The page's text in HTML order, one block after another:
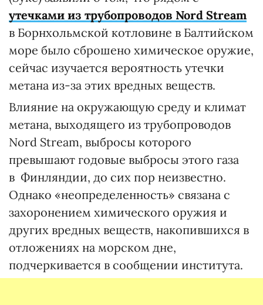
утечками из трубопроводов Nord Stream
в Борнхольмской котловине в Балтийском
море было сброшено химическое оружие,
сейчас изучается вероятность утечки
метана из-за этих вредных веществ.
Влияние на окружающую среду и климат
метана, выходящего из трубопроводов
Nord Stream, выбросы которого
превышают годовые выбросы этого газа
в Финляндии, до сих пор неизвестно.
Однако «неопределенность» связана с
захоронением химического оружия и
других вредных веществ, накопившихся в
отложениях на морском дне,
подчеркивается в сообщении института.